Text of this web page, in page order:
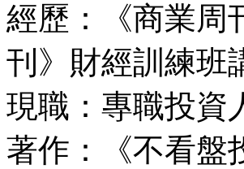
經歷：《商業周
刊》財經訓練班
現職：專職投資
著作：《不看盤